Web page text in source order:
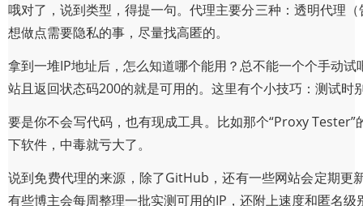
哦对了，说到类型，得提一句。代理主要分三种：透明代理
想做点需要隐私的事，尽量找高匿的。
拿到一堆IP地址后，怎么知道哪个能用？总不能一个个手动
站且返回状态码200的就是可用的。这里有个小技巧：测试
要是你不会写代码，也有现成工具。比如那个“Proxy
下软件，中毒就亏大了。
说到免费代理的来源，除了GitHub，还有一些网站会定期更
有些博主会每周整理一批实测可用的IP，还附上速度和匿名